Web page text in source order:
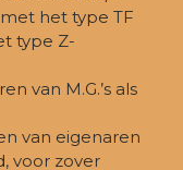
het type TF
type Z-
van M.G.’s als
van eigenaren
voor zover